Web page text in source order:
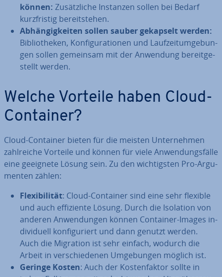
können: Zu­sätz­li­che Instanzen sollen bei Bedarf
kurz­fris­tig be­reit­ste­hen.
Ab­hän­gig­kei­ten sollen sauber gekapselt werden:
Bi­blio­the­ken, Kon­fi­gu­ra­tio­nen und Lauf­zeit­um­ge­bun­
gen sollen gemeinsam mit der Anwendung be­reit­ge­
stellt werden.
Welche Vorteile haben Cloud-
Container?
Cloud-Container bieten für die meisten Un­ter­neh­men
zahl­rei­che Vorteile und können für viele An­wen­dungs­fäl­le
eine geeignete Lösung sein. Zu den wich­tigs­ten Pro-Ar­gu­
men­ten zählen:
Fle­xi­bi­li­tät: Cloud-Container sind eine sehr flexible
und auch ef­fi­zi­en­te Lösung. Durch die Isolation von
anderen An­wen­dun­gen können Container-Images in­
di­vi­du­ell kon­fi­gu­riert und dann genutzt werden.
Auch die Migration ist sehr einfach, wodurch die
Arbeit in ver­schie­de­nen Um­ge­bun­gen möglich ist.
Geringe Kosten: Auch der Kos­ten­fak­tor sollte in